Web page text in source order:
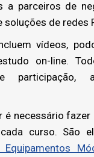
a parceiros de
de redes
vídeos,
on-line.
participação,
é necessário
curso. São
Equipamentos